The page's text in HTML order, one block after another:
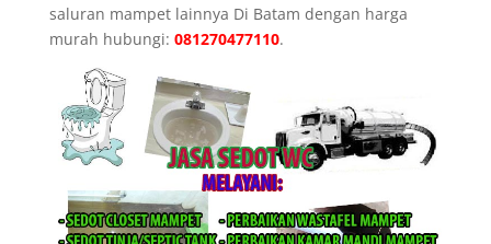
saluran mampet lainnya Di Batam dengan harga
murah hubungi: 081270477110.